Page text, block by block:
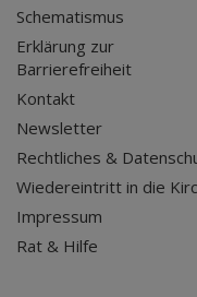
Schematismus
Erklärung zur
Barrierefreiheit
Kontakt
Newsletter
Rechtliches &
Wiedereintritt in die
Impressum
Rat & Hilfe